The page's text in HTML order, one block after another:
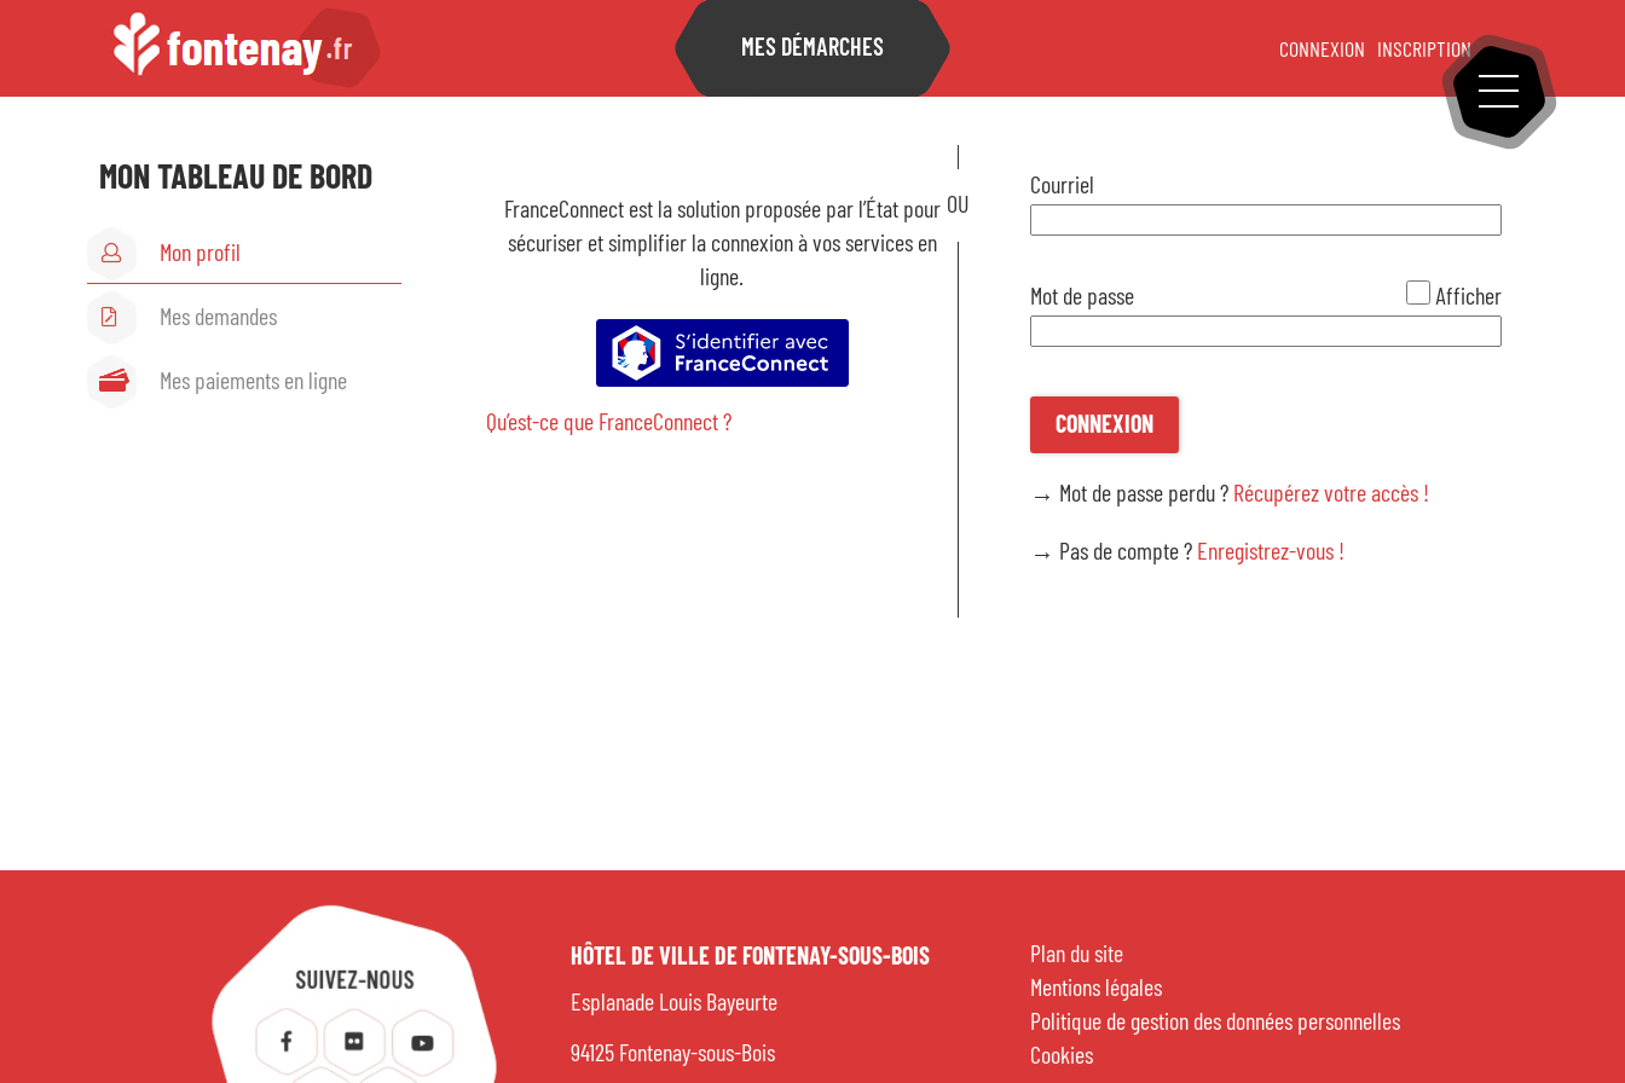
MES DÉMARCHES CONNEXION INSCRIPTION
OUVRIR LE
Mon tableau de bord
Mon profil
Mes paiements en ligne
Vie associative
Vie pratique, citoyenne
MON TABLEAU DE BORD
Mon profil
Mes demandes
Mes paiements en ligne
FranceConnect est la solution proposée par l’État pour
sécuriser et simplifier la connexion à vos services en
ligne.
S’identifier avec FranceConnect
Qu’est-ce que FranceConnect ?
Courriel
Mot de passe Afficher
CONNEXION
→ Mot de passe perdu ? Récupérez votre accès !
→ Pas de compte ? Enregistrez-vous !
HÔTEL DE VILLE DE FONTENAY-SOUS-BOIS
Esplanade Louis Bayeurte
94125 Fontenay-sous-Bois
Plan du site
Mentions légales
Politique de gestion des données personnelles
Cookies